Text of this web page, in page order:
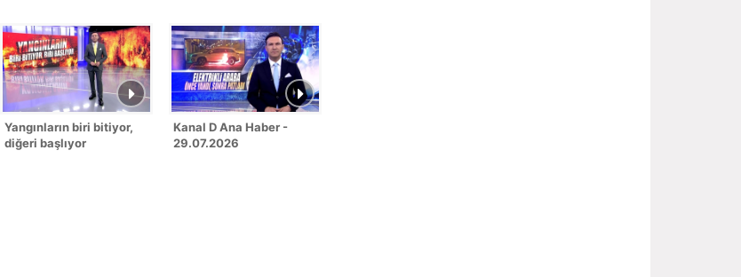
Yangınların biri bitiyor,
diğeri başlıyor
Kanal D Ana Haber -
29.07.2026